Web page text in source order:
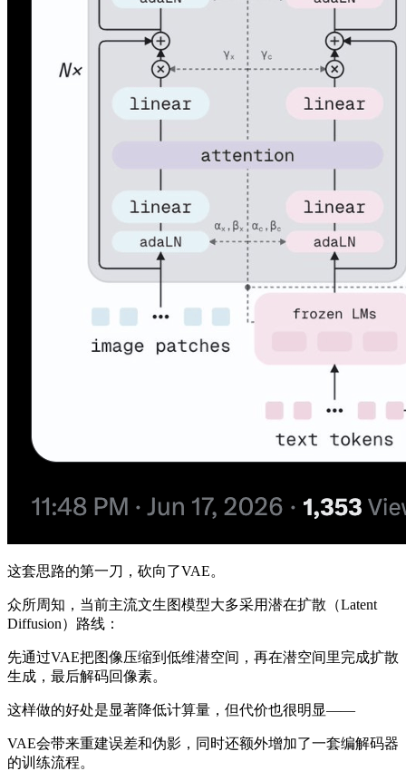
这套思路的第一刀，砍向了VAE。
众所周知，当前主流文生图模型大多采用潜在扩散（Latent
Diffusion）路线：
先通过VAE把图像压缩到低维潜空间，再在潜空间里完成扩散
生成，最后解码回像素。
这样做的好处是显著降低计算量，但代价也很明显——
VAE会带来重建误差和伪影，同时还额外增加了一套编解码器
的训练流程。